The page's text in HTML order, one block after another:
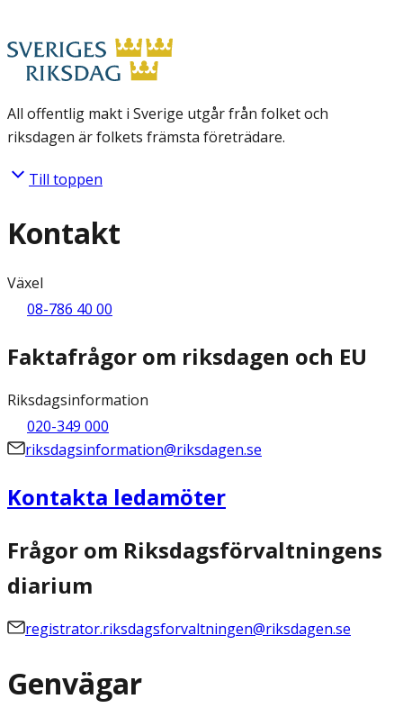
All offentlig makt i Sverige utgår från folket och
riksdagen är folkets främsta företrädare.
Till toppen
Kontakt
Växel
08-786 40 00
Faktafrågor om riksdagen och EU
Riksdagsinformation
020-349 000
riksdagsinformation@riksdagen.se
Kontakta ledamöter
Frågor om Riksdagsförvaltningens
diarium
registrator.riksdagsforvaltningen@riksdagen.se
Genvägar